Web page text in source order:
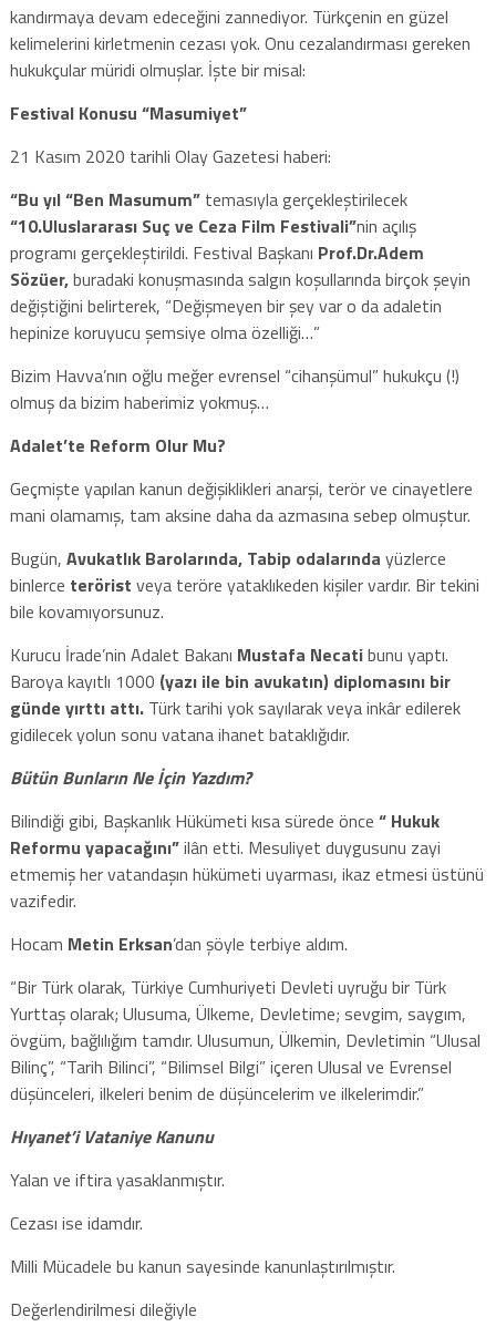
kandırmaya devam edeceğini zannediyor. Türkçenin en güzel
kelimelerini kirletmenin cezası yok. Onu cezalandırması gereken
hukukçular müridi olmuşlar. İşte bir misal:
Festival Konusu “Masumiyet”
21 Kasım 2020 tarihli Olay Gazetesi haberi:
“Bu yıl “Ben Masumum”temasıyla gerçekleştirilecek
“10.Uluslararası Suç ve Ceza Film Festivali”nin açılış
programı gerçekleştirildi. Festival Başkanı Prof.Dr.Adem
Sözüer,buradaki konuşmasında salgın koşullarında birçok şeyin
değiştiğini belirterek, “Değişmeyen bir şey var o da adaletin
hepinize koruyucu şemsiye olma özelliği…”
Bizim Havva’nın oğlu meğer evrensel “cihanşümul” hukukçu (!)
olmuş da bizim haberimiz yokmuş…
Adalet’te Reform Olur Mu?
Geçmişte yapılan kanun değişiklikleri anarşi, terör ve cinayetlere
mani olamamış, tam aksine daha da azmasına sebep olmuştur.
Bugün, Avukatlık Barolarında, Tabip odalarında yüzlerce
binlerce terörist veya teröre yataklıkeden kişiler vardır. Bir tekini
bile kovamıyorsunuz.
Kurucu İrade’nin Adalet Bakanı Mustafa Necatibunu yaptı.
Baroya kayıtlı 1000 (yazı ile bin avukatın) diplomasını bir
günde yırttı attı.Türk tarihi yok sayılarak veya inkâr edilerek
gidilecek yolun sonu vatana ihanet bataklığıdır.
Bütün Bunların Ne İçin Yazdım?
Bilindiği gibi, Başkanlık Hükümeti kısa sürede önce “ Hukuk
Reformu yapacağını”ilân etti. Mesuliyet duygusunu zayi
etmemiş her vatandaşın hükümeti uyarması, ikaz etmesi üstünü
vazifedir.
Hocam Metin Erksan’dan şöyle terbiye aldım.
“Bir Türk olarak, Türkiye Cumhuriyeti Devleti uyruğu bir Türk
Yurttaş olarak; Ulusuma, Ülkeme, Devletime; sevgim, saygım,
övgüm, bağlılığım tamdır. Ulusumun, Ülkemin, Devletimin “Ulusal
Bilinç”, “Tarih Bilinci”, “Bilimsel Bilgi” içeren Ulusal ve Evrensel
düşünceleri, ilkeleri benim de düşüncelerim ve ilkelerimdir.”
Hıyanet’i Vataniye Kanunu
Yalan ve iftira yasaklanmıştır.
Cezası ise idamdır.
Milli Mücadele bu kanun sayesinde kanunlaştırılmıştır.
Değerlendirilmesi dileğiyle